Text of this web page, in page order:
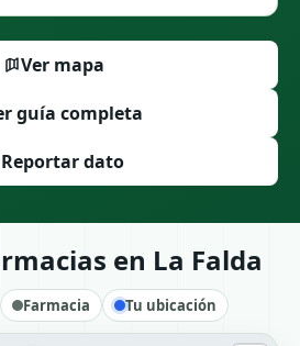
Ver mapa
guía completa
Reportar dato
en La Falda
Farmacia Tu ubicación